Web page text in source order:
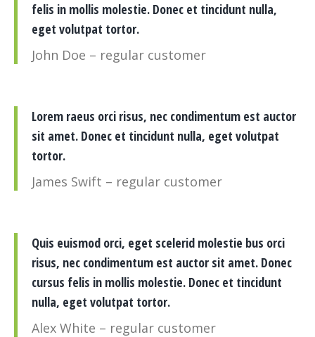
felis in mollis molestie. Donec et tincidunt nulla,
eget volutpat tortor.
John Doe – regular customer
Lorem raeus orci risus, nec condimentum est auctor
sit amet. Donec et tincidunt nulla, eget volutpat
tortor.
James Swift – regular customer
Quis euismod orci, eget scelerid molestie bus orci
risus, nec condimentum est auctor sit amet. Donec
cursus felis in mollis molestie. Donec et tincidunt
nulla, eget volutpat tortor.
Alex White – regular customer